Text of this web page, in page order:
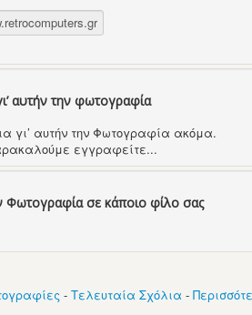
αυτήν την φωτογραφία
γι’ αυτήν την Φωτογραφία ακόμα.
εγγραφείτε...
Φωτογραφία σε κάποιο φίλο σας
- Τελευταία Σχόλια -